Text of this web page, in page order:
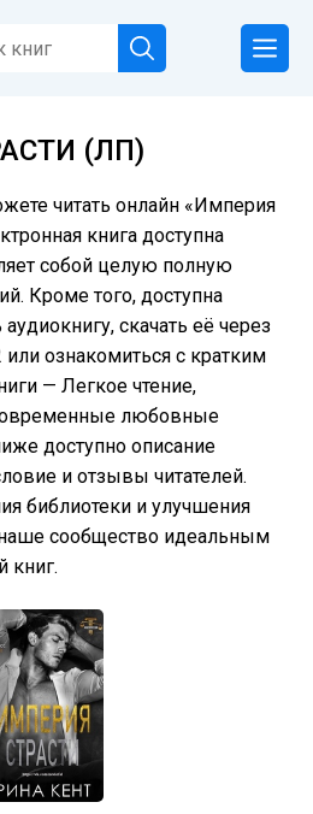
(ЛП)
читать онлайн «Империя
книга доступна
собой целую полную
Кроме того, доступна
скачать её через
ознакомиться с кратким
— Легкое чтение,
любовные
доступно описание
и отзывы читателей.
библиотеки и улучшения
сообщество идеальным
книг.